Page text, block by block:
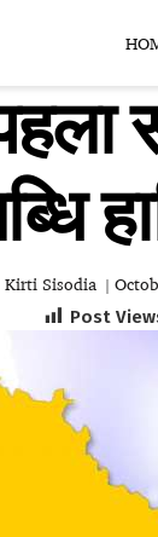
Kirti Sisodia |
Post